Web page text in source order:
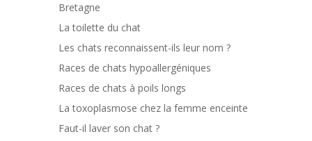
Bretagne
La toilette du chat
Les chats reconnaissent-ils leur nom ?
Races de chats hypoallergéniques
Races de chats à poils longs
La toxoplasmose chez la femme enceinte
Faut-il laver son chat ?